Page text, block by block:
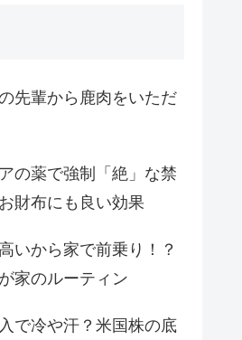
先輩から鹿肉をいただ
の薬で強制「絶」な禁
財布にも良い効果
いから家で前乗り！？
家のルーティン
で冷や汗？米国株の底